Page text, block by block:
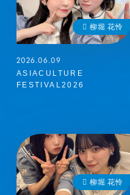
柳堀 花怜
2026.06.09
ASIACULTURE
FESTIVAL2026
柳堀 花怜